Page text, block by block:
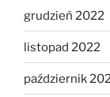
grudzień 2022
listopad 2022
październik